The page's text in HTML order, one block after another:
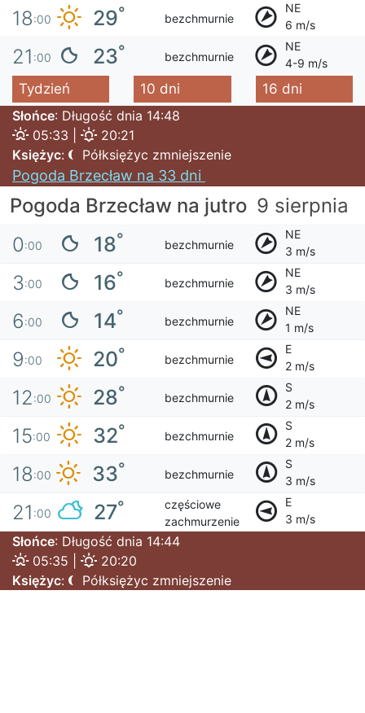
18:00 29° bezchmurnie
NE
6 m/s
21 :00 23° bezchmurnie
NE
4-9 m/s
Tydzień 10 dni
16 dni
Słońce: Długość dnia 14:48
05:33 |
20:21
Księżyc: Półksiężyc zmniejszenie
Pogoda Brzecław na 33 dni
Pogoda Brzecław na jutro 9 sierpnia
0:00 18° bezchmurnie
NE
3 m/s
3:00 16° bezchmurnie
NE
3 m/s
6:00 14° bezchmurnie
NE
1 m/s
9:00 20° bezchmurnie
E
2 m/s
12:00 28° bezchmurnie
S
2 m/s
15:00 32° bezchmurnie
S
2 m/s
18:00 33° bezchmurnie
S
3 m/s
21 :00 27°
częściowe
zachmurzenie
E
3 m/s
Słońce: Długość dnia 14:44
05:35 |
20:20
Księżyc: Półksiężyc zmniejszenie